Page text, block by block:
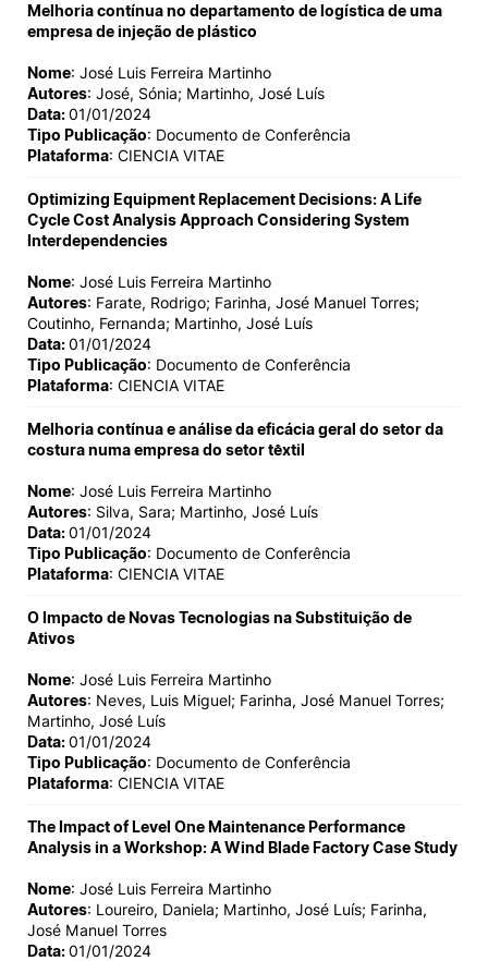
Melhoria contínua no departamento de logística de uma
empresa de injeção de plástico
Nome: José Luis Ferreira Martinho
Autores: José, Sónia; Martinho, José Luís
Data:01/01/2024
Tipo Publicação: Documento de Conferência
Plataforma: CIENCIA VITAE
Optimizing Equipment Replacement Decisions: A Life
Cycle Cost Analysis Approach Considering System
Interdependencies
Nome: José Luis Ferreira Martinho
Autores: Farate, Rodrigo; Farinha, José Manuel Torres;
Coutinho, Fernanda; Martinho, José Luís
Data:01/01/2024
Tipo Publicação: Documento de Conferência
Plataforma: CIENCIA VITAE
Melhoria contínua e análise da eficácia geral do setor da
costura numa empresa do setor têxtil
Nome: José Luis Ferreira Martinho
Autores: Silva, Sara; Martinho, José Luís
Data:01/01/2024
Tipo Publicação: Documento de Conferência
Plataforma: CIENCIA VITAE
O Impacto de Novas Tecnologias na Substituição de
Ativos
Nome: José Luis Ferreira Martinho
Autores: Neves, Luis Miguel; Farinha, José Manuel Torres;
Martinho, José Luís
Data:01/01/2024
Tipo Publicação: Documento de Conferência
Plataforma: CIENCIA VITAE
The Impact of Level One Maintenance Performance
Analysis in a Workshop: A Wind Blade Factory Case Study
Nome: José Luis Ferreira Martinho
Autores: Loureiro, Daniela; Martinho, José Luís; Farinha,
José Manuel Torres
Data:01/01/2024